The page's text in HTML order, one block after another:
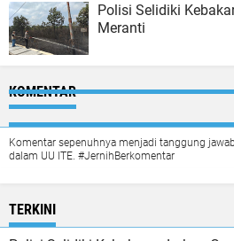
Polisi Selidiki
Meranti
KOMENTAR
Komentar sepenuhnya menjadi tanggung
dalam UU ITE. #JernihBerkomentar
TERKINI